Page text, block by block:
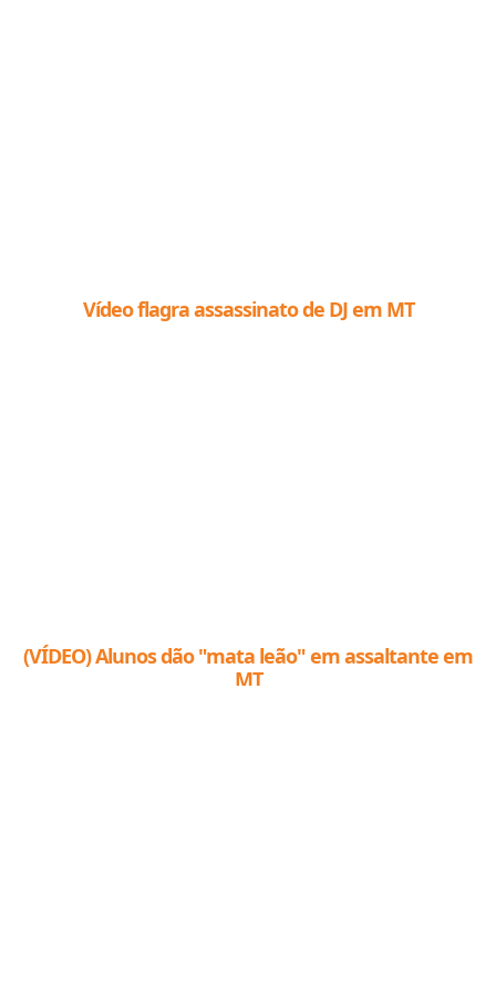
Vídeo flagra assassinato de DJ em MT
(VÍDEO) Alunos dão "mata leão" em assaltante em
MT